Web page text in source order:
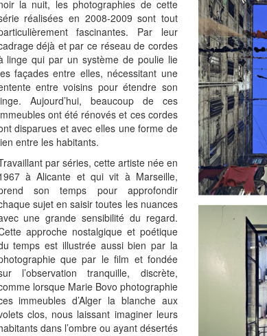
la nuit, les photographies de cette
réalisées en 2008-2009 sont tout
fascinantes. Par leur
déjà et par ce réseau de cordes
linge qui par un système de poulie lie
façades entre elles, nécessitant une
entre voisins pour étendre son
Aujourd’hui, beaucoup de ces
ont été rénovés et ces cordes
disparues et avec elles une forme de
entre les habitants.
par séries, cette artiste née en
à Alicante et qui vit à Marseille,
son temps pour approfondir
sujet en saisir toutes les nuances
une grande sensibilité du regard.
approche nostalgique et poétique
temps est illustrée aussi bien par la
que par le film et fondée
l’observation tranquille, discrète,
lorsque Marie Bovo photographie
immeubles d’Alger la blanche aux
clos, nous laissant imaginer leurs
dans l’ombre ou ayant désertés